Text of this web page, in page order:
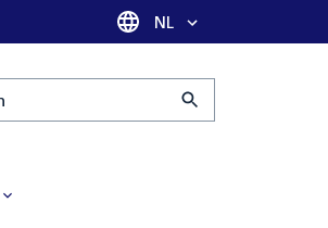
Taal selectie
NL